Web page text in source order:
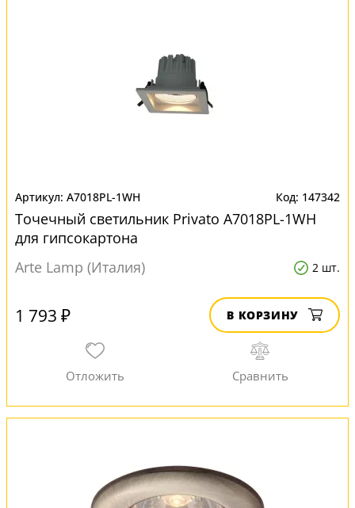
A7018PL-1WH 147342
Точечный светильник Privato A7018PL-1WH
для гипсокартона
Arte Lamp (Италия)
2 шт.
1 793 ₽ В КОРЗИНУ